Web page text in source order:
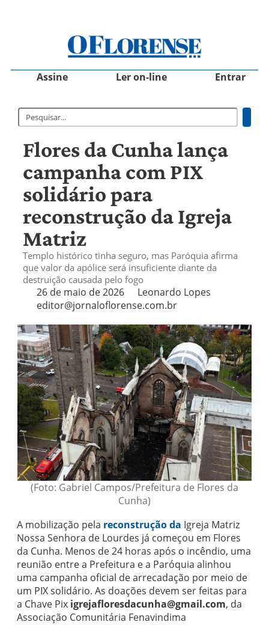
Assine Ler on-line Entrar
Flores da Cunha lança
campanha com PIX
solidário para
reconstrução da Igreja
Matriz
Templo histórico tinha seguro, mas Paróquia afirma
que valor da apólice será insuficiente diante da
destruição causada pelo fogo
26 de maio de 2026
Leonardo Lopes
editor@jornaloflorense.com.br
(Foto: Gabriel Campos/Prefeitura de Flores da
Cunha)
A mobilização pela reconstrução da Igreja Matriz
Nossa Senhora de Lourdes já começou em Flores
da Cunha. Menos de 24 horas após o incêndio, uma
reunião entre a Prefeitura e a Paróquia alinhou
uma campanha oficial de arrecadação por meio de
um PIX solidário. As doações devem ser feitas para
a Chave Pix igrejafloresdacunha@gmail.com, da
Associação Comunitária Fenavindima